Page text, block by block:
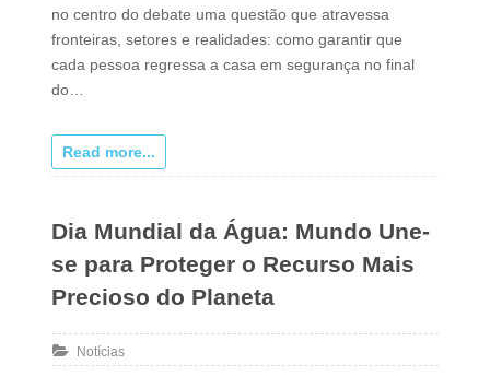
no centro do debate uma questão que atravessa
fronteiras, setores e realidades: como garantir que
cada pessoa regressa a casa em segurança no final
do…
Read more...
Dia Mundial da Água: Mundo Une-
se para Proteger o Recurso Mais
Precioso do Planeta
Notícias